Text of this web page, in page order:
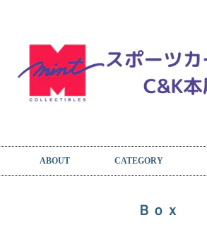
ABOUT CATEGORY
Ｂｏｘ